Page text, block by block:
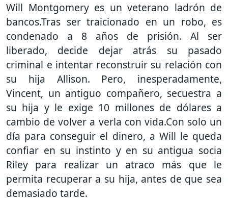
Will Montgomery es un veterano ladrón de
bancos.Tras ser traicionado en un robo, es
condenado a 8 años de prisión. Al ser
liberado, decide dejar atrás su pasado
criminal e intentar reconstruir su relación con
su hija Allison. Pero, inesperadamente,
Vincent, un antiguo compañero, secuestra a
su hija y le exige 10 millones de dólares a
cambio de volver a verla con vida.Con solo un
día para conseguir el dinero, a Will le queda
confiar en su instinto y en su antigua socia
Riley para realizar un atraco más que le
permita recuperar a su hija, antes de que sea
demasiado tarde.